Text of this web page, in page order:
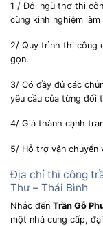
1 / Đội ngũ thợ thi
cùng kinh nghiệm
2/ Quy trình thi công
gọn.
3/ Có đầy đủ các
yêu cầu của từng đối
4/ Giá thành cạnh
5/ Hỗ trợ vận chuyển
Địa chỉ thi công
Thư – Thái Bình
Nhắc đến Trần Gỗ
một nhà cung cấp,